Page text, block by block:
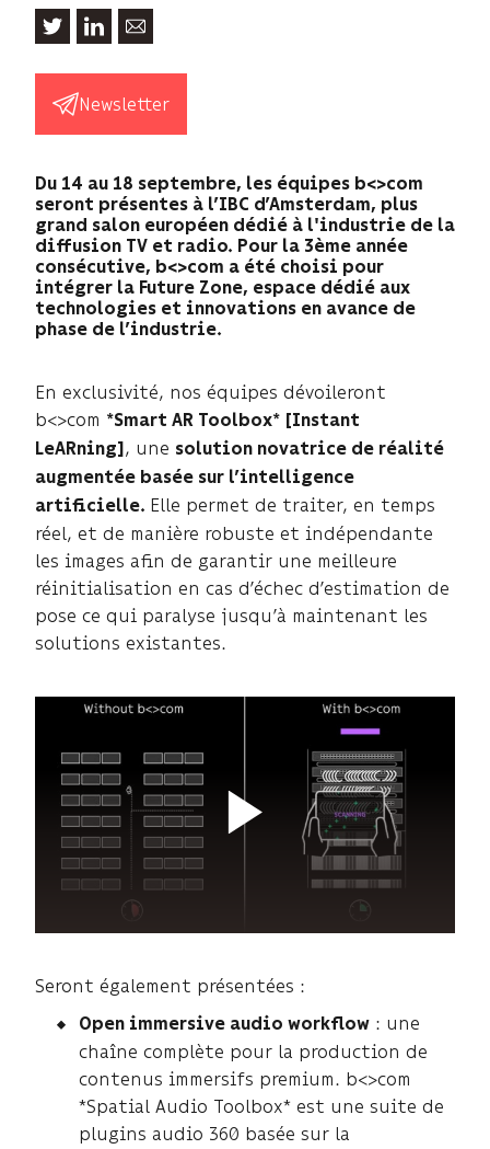
Newsletter
Du 14 au 18 septembre, les équipes b<>com
seront présentes à l’IBC d’Amsterdam, plus
grand salon européen dédié à l'industrie de la
diffusion TV et radio. Pour la 3ème année
consécutive, b<>com a été choisi pour
intégrer la Future Zone, espace dédié aux
technologies et innovations en avance de
phase de l’industrie.
En exclusivité, nos équipes dévoileront
b<>com *Smart AR Toolbox* [Instant
LeARning] , une solution novatrice de réalité
augmentée basée sur l’intelligence
artificielle. Elle permet de traiter, en temps
réel, et de manière robuste et indépendante
les images afin de garantir une meilleure
réinitialisation en cas d’échec d’estimation de
pose ce qui paralyse jusqu’à maintenant les
solutions existantes.
Seront également présentées :
Open immersive audio workflow : une
chaîne complète pour la production de
contenus immersifs premium. b<>com
*Spatial Audio Toolbox* est une suite de
plugins audio 360 basée sur la